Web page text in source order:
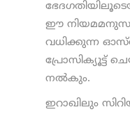
ഈ
വധിക്കുന്ന
പ്രോസിക്യൂട്ട്
നല്‍കും.
ഇറാഖിലും